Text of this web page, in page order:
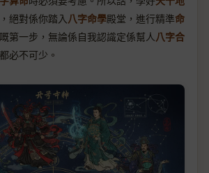
絕對係你踏入八字命學殿堂，進行精準命
嘅第一步，無論係自我認識定係幫人八字合
都必不可少。